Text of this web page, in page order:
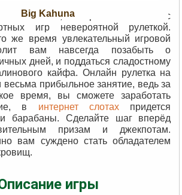
Big Kahuna
человек, который незнаком с
игр невероятной рулеткой.
же время увлекательный игровой
вам навсегда позабыть о
дней, и поддаться сладостному
кайфа. Онлайн рулетка на
весьма прибыльное занятие, ведь за
время, вы сможете заработать
в интернет слотах придется
барабаны. Сделайте шаг вперёд
призам и джекпотам.
вам суждено стать обладателем
игры